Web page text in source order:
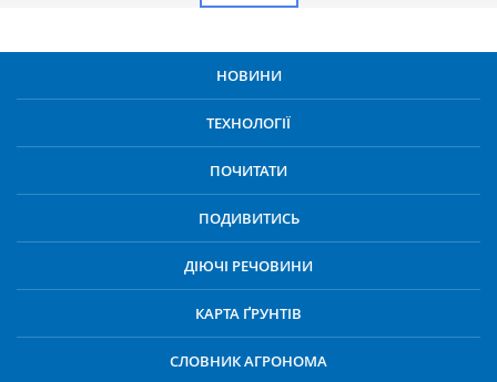
НОВИНИ
ТЕХНОЛОГІЇ
ПОЧИТАТИ
ПОДИВИТИСЬ
ДІЮЧІ РЕЧОВИНИ
КАРТА ҐРУНТІВ
СЛОВНИК АГРОНОМА